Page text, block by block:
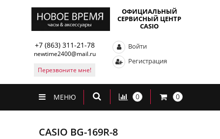
ОФИЦИАЛЬНЫЙ
СЕРВИСНЫЙ ЦЕНТР
CASIO
+7 (863) 311-21-78
newtime2400@mail.ru
Перезвоните мне!
Войти
Регистрация
МЕНЮ 0 0
CASIO BG-169R-8